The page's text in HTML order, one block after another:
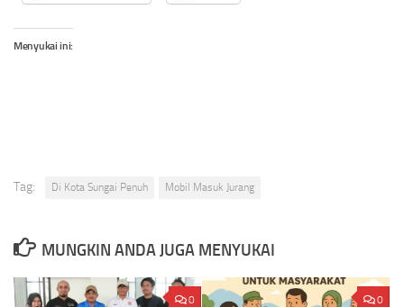
Menyukai ini:
Tag: Di Kota Sungai Penuh Mobil Masuk Jurang
MUNGKIN ANDA JUGA MENYUKAI
0 0